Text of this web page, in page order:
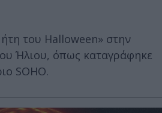
του Halloween» στην
Ήλιου, όπως καταγράφηκε
SOHO.